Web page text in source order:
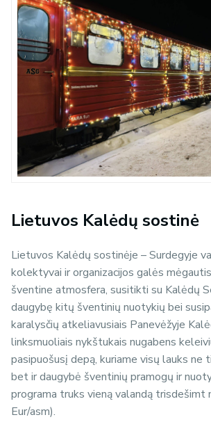
Lietuvos Kalėdų sostinė
Lietuvos Kalėdų sostinėje – Surdegyje
kolektyvai ir organizacijos galės
šventine atmosfera, susitikti su Kalėdų
daugybę kitų šventinių nuotykių bei
karalysčių atkeliavusiais Panevėžyje
linksmuoliais nykštukais nugabens
pasipuošusį depą, kuriame visų lauks ne
bet ir daugybė šventinių pramogų ir
programa truks vieną valandą trisdešimt
Eur/asm).